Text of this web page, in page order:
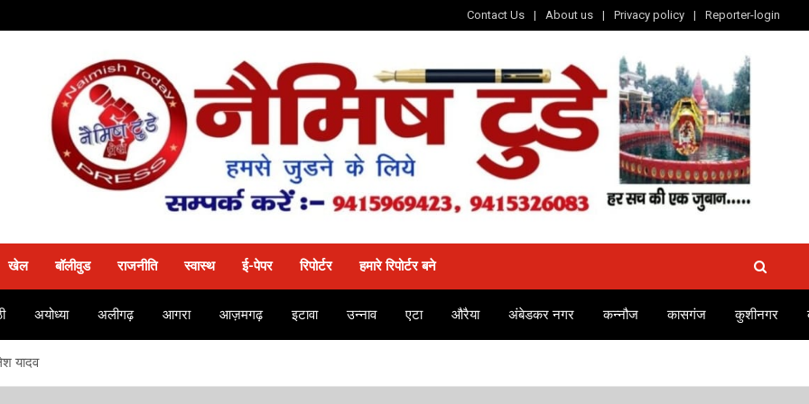
Contact Us About us Privacy policy Reporter-login
खेल बॉलीवुड राजनीति स्वास्थ ई-पेपर रिपोर्टर हमारे रिपोर्टर बने
अयोध्या अलीगढ़ आगरा आज़मगढ़ इटावा उन्नाव एटा औरैया अंबेडकर नगर कन्नौज कासगंज कुशीनगर
यादव